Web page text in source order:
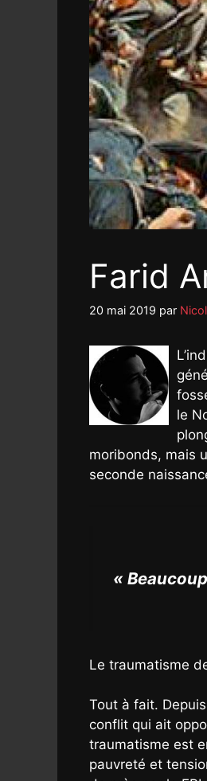
Farid
20 mai 2019 par
le
moribonds, mais
seconde
«
Le traumatisme
Tout à fait.
conflit qui ait
traumatisme est
pauvreté et